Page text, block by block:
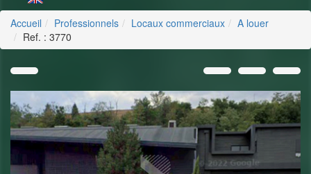
Accueil Professionnels Locaux commerciaux
A louer
Ref. : 3770